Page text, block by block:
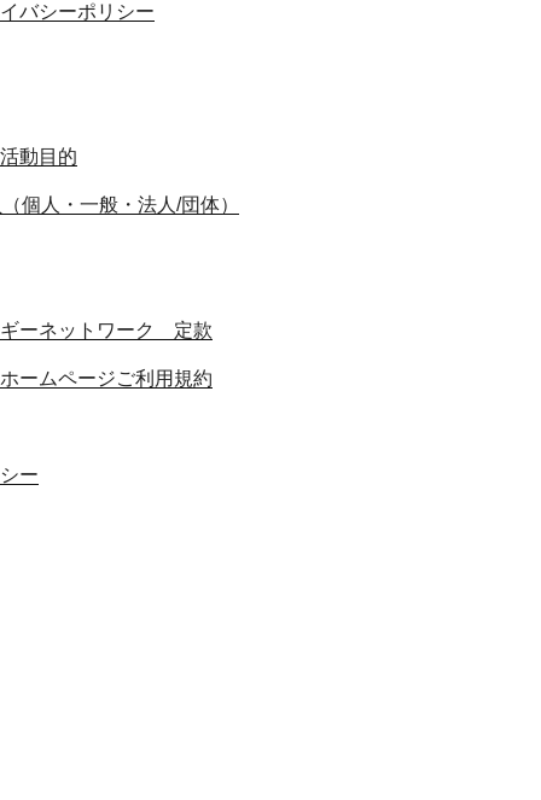
バシーポリシー
動目的
個人・一般・法人/団体）
ーネットワーク 定款
ームページご利用規約
ー